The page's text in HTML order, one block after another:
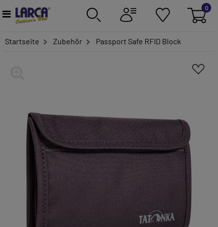
0
Startseite Zubehör Passport Safe RFID Block